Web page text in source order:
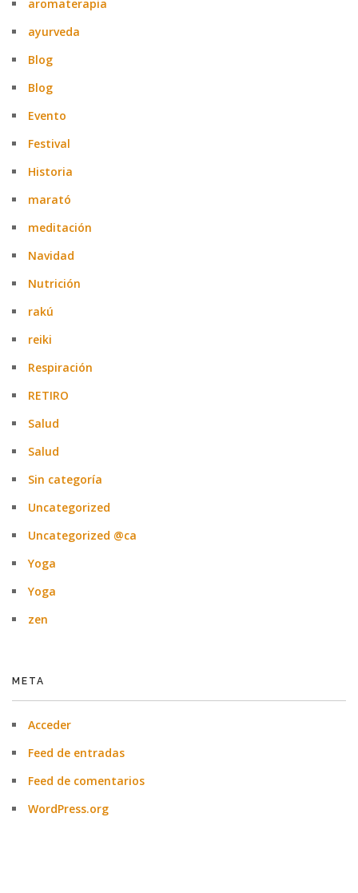
aromaterapia
ayurveda
Blog
Blog
Evento
Festival
Historia
marató
meditación
Navidad
Nutrición
rakú
reiki
Respiración
RETIRO
Salud
Salud
Sin categoría
Uncategorized
Uncategorized @ca
Yoga
Yoga
zen
META
Acceder
Feed de entradas
Feed de comentarios
WordPress.org